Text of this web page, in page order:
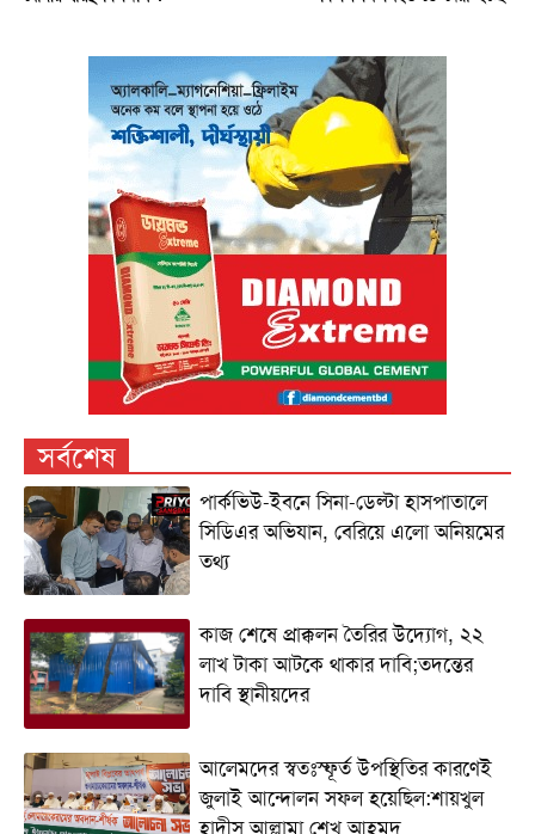
সর্বশেষ
পার্কভিউ-ইবনে সিনা-ডেল্টা হাসপাতালে
সিডিএর অভিযান, বেরিয়ে এলো অনিয়মের
তথ্য
কাজ শেষে প্রাক্কলন তৈরির উদ্যোগ, ২২
লাখ টাকা আটকে থাকার দাবি;তদন্তের
দাবি স্থানীয়দের
আলেমদের স্বতঃস্ফূর্ত উপস্থিতির কারণেই
জুলাই আন্দোলন সফল হয়েছিল:শায়খুল
হাদীস আল্লামা শেখ আহমদ